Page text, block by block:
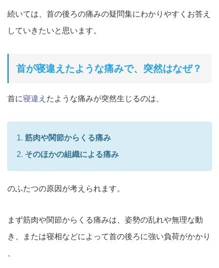
続いては、 首の後ろの痛みの疑問集にわかりやすくお答え
していきたいと思い ます。
首が寝違えたような痛みで、突然はなぜ？
首に寝違え たような痛みが突然生じるのは、
筋肉や関節からくる痛み
そのほかの組織による痛み
のふたつの原因が考えられます。
まず筋肉や関節からくる痛みは、 姿勢の乱れや無理な動
き、または寝相などによって首の後ろに強い負荷がかかり